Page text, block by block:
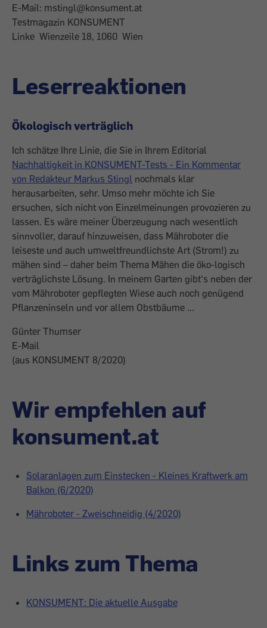
E-Mail: mstingl@konsument.at
Testmagazin KONSUMENT
Linke Wienzeile 18, 1060 Wien
Leserreaktionen
Ökologisch verträglich
Ich schätze Ihre Linie, die Sie in Ihrem Editorial
Nachhaltigkeit in KONSUMENT-Tests - Ein Kommentar
von Redakteur Markus Stingl nochmals klar
herausarbeiten, sehr. Umso mehr möchte ich Sie
ersuchen, sich nicht von Einzelmeinungen provozieren zu
lassen. Es wäre meiner Überzeugung nach wesentlich
sinnvoller, darauf hinzuweisen, dass Mähroboter die
leiseste und auch umweltfreundlichste Art (Strom!) zu
mähen sind – daher beim Thema Mähen die öko-logisch
verträglichste Lösung. In meinem Garten gibt‘s neben der
vom Mähroboter gepflegten Wiese auch noch genügend
Pflanzeninseln und vor allem Obstbäume ...
Günter Thumser
E-Mail
(aus KONSUMENT 8/2020)
Wir empfehlen auf
konsument.at
Solaranlagen zum Einstecken - Kleines Kraftwerk am
Balkon (6/2020)
Mähroboter - Zweischneidig (4/2020)
Links zum Thema
KONSUMENT: Die aktuelle Ausgabe